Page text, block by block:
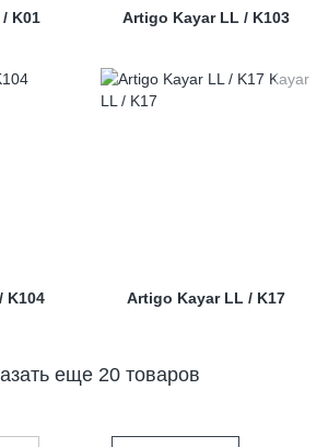
K01 Artigo Kayar LL / K103
K104 Artigo Kayar LL / K17
еще 20 товаров